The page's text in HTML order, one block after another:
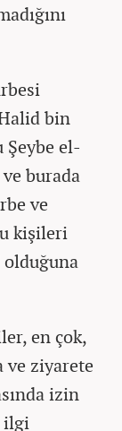
bin
Şeybe el-
burada
ve
kişileri
olduğuna
en çok,
ve ziyarete
izin
ilgi